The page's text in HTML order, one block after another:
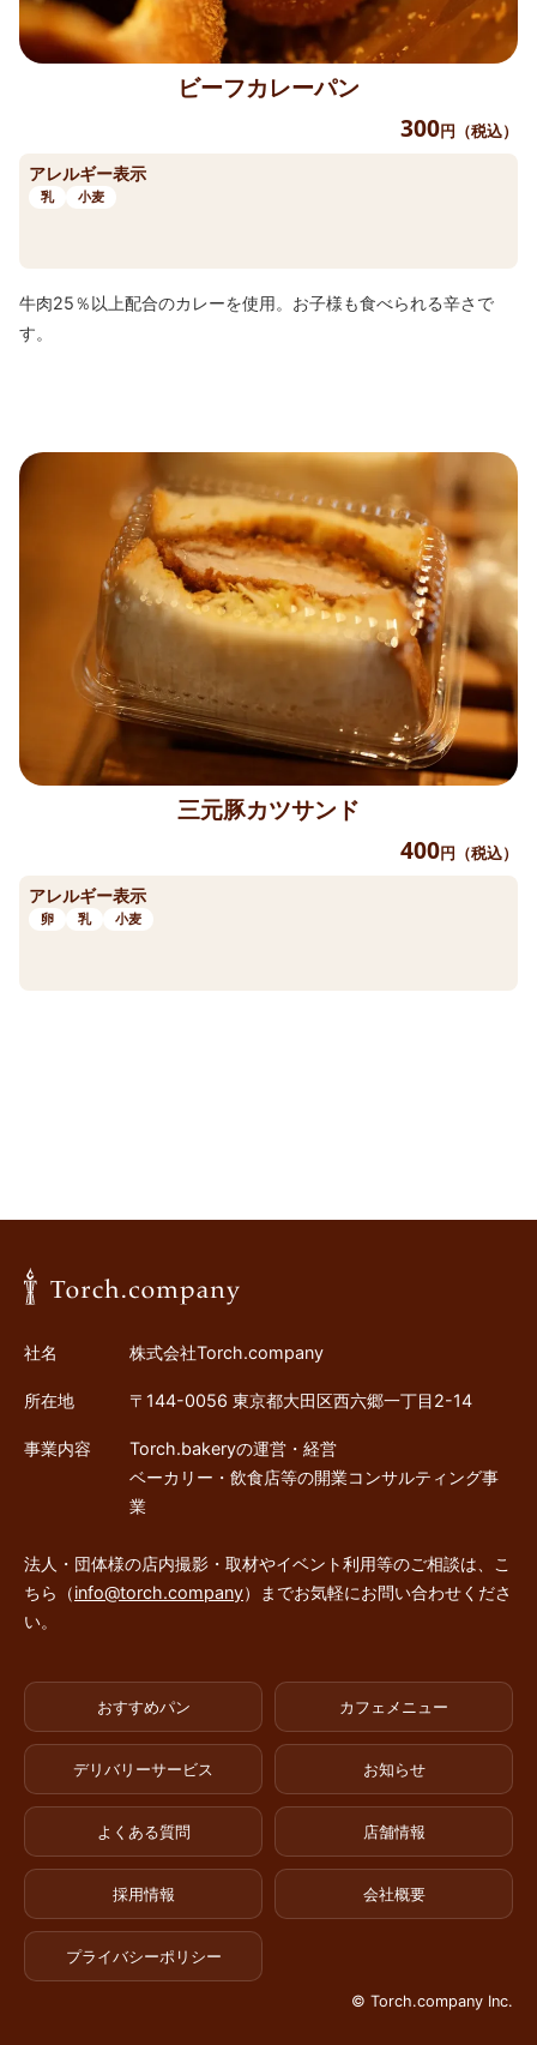
ビーフカレーパン
300円（税込）
アレルギー表示
乳 小麦
牛肉25％以上配合のカレーを使用。お子様も食べられる辛さで
す。
三元豚カツサンド
400円（税込）
アレルギー表示
卵 乳 小麦
社名 株式会社Torch.company
所在地 〒144-0056 東京都大田区西六郷一丁目2-14
事業内容
Torch.bakeryの運営・経営
ベーカリー・飲食店等の開業コンサルティング事
業
法人・団体様の店内撮影・取材やイベント利用等のご相談は、こ
ちら（info@torch.company）までお気軽にお問い合わせくださ
い。
おすすめパン カフェメニュー
デリバリーサービス お知らせ
よくある質問 店舗情報
採用情報 会社概要
プライバシーポリシー
© Torch.company Inc.